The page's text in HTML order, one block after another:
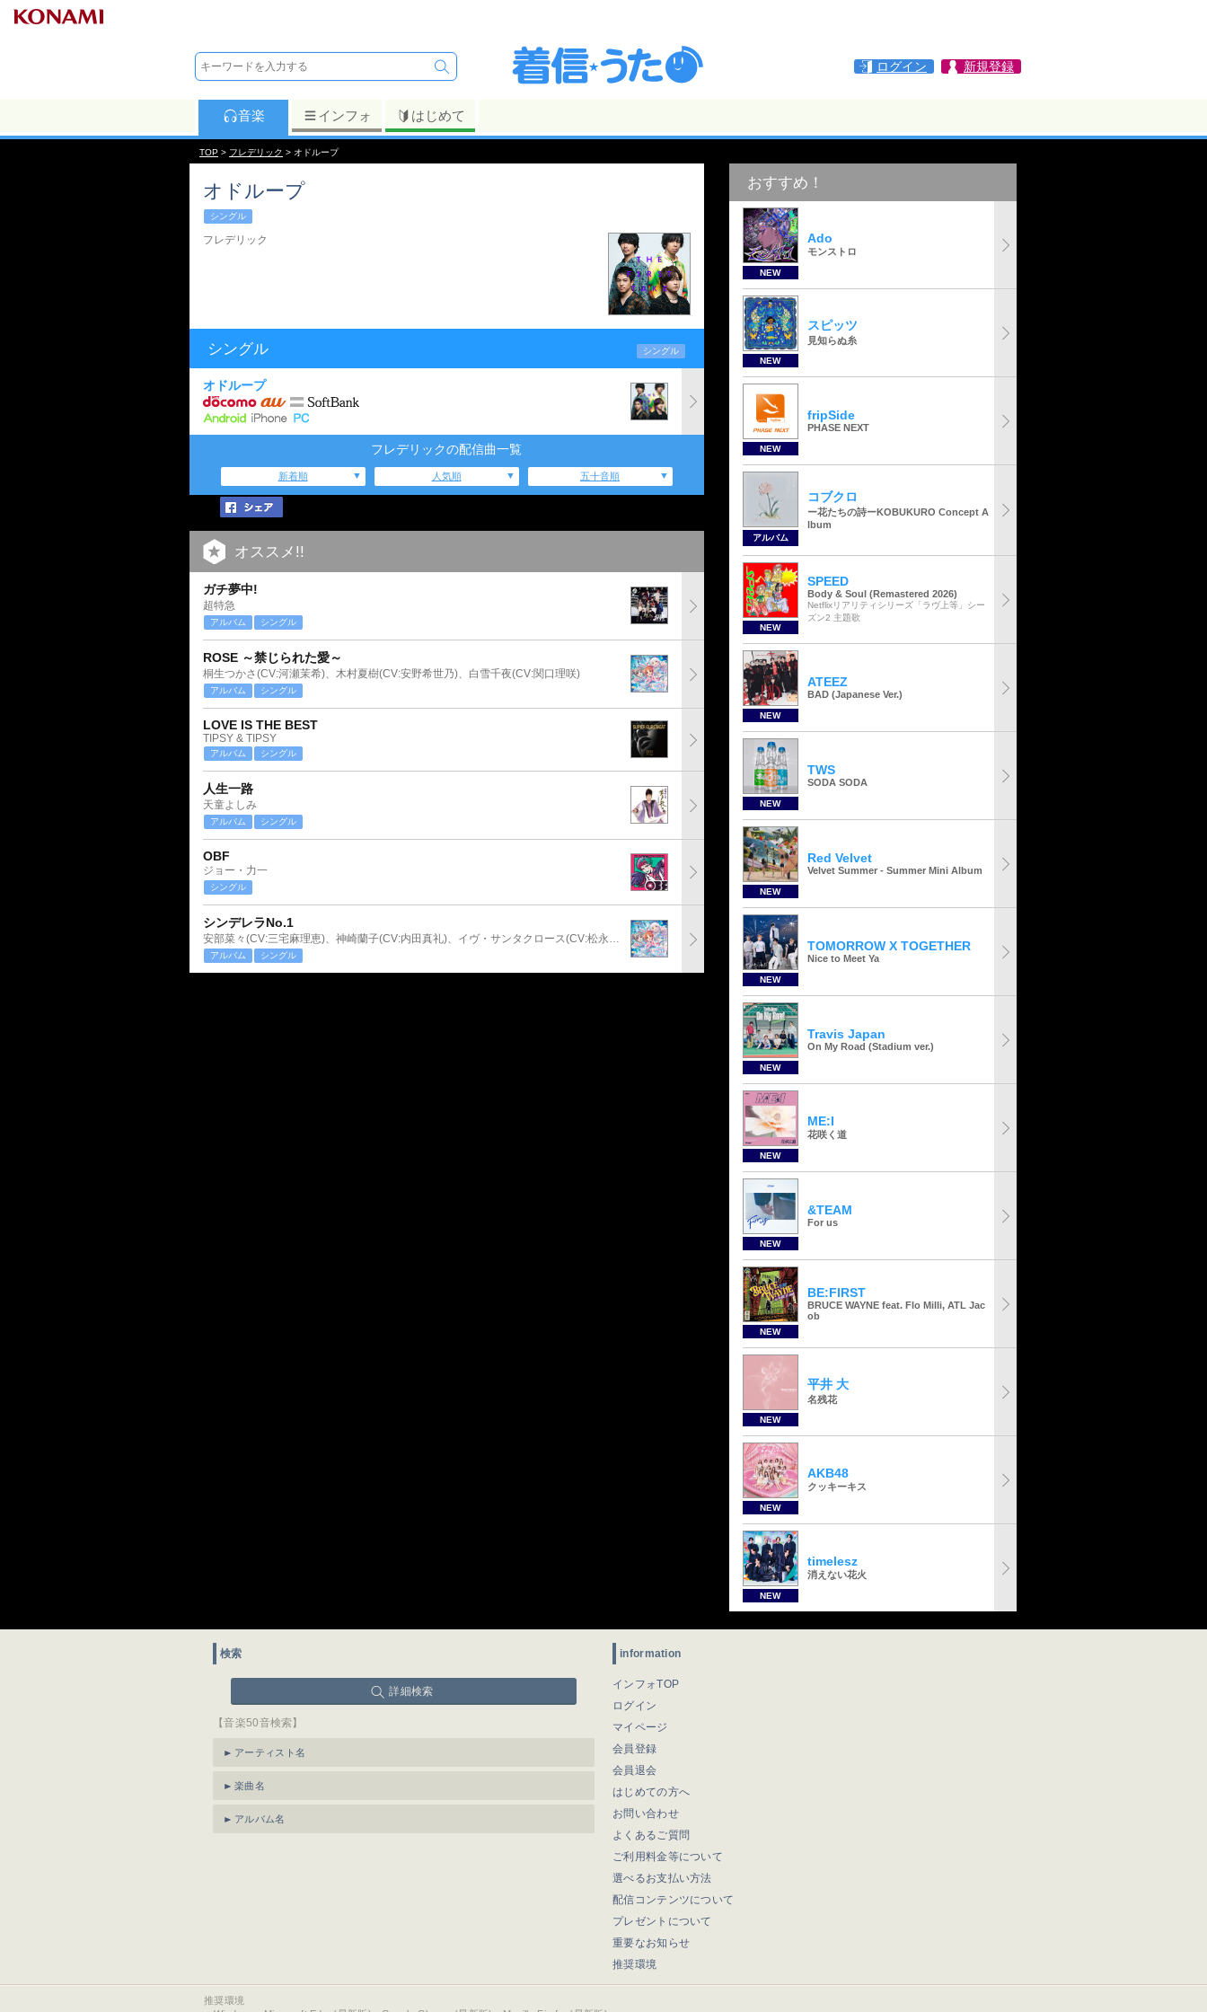
ログイン 新規登録
音楽 インフォ はじめて
TOP > フレデリック > オドループ
オドループ
シングル
フレデリック
シングル シングル
オドループ
フレデリックの配信曲一覧
新着順 人気順 五十音順
オススメ!!
ガチ夢中!
超特急
アルバム シングル
ROSE ～禁じられた愛～
桐生つかさ(CV:河瀬茉希)、木村夏樹(CV:安野希世乃)、白雪千夜(CV:関口理咲)
アルバム シングル
LOVE IS THE BEST
TIPSY & TIPSY
アルバム シングル
人生一路
天童よしみ
アルバム シングル
OBF
ジョー・力一
シングル
シンデレラNo.1
安部菜々(CV:三宅麻理恵)、神崎蘭子(CV:内田真礼)、イヴ・サンタクロース(CV:松永あかね)
アルバム シングル
おすすめ！
NEW
Ado
モンストロ
NEW
スピッツ
見知らぬ糸
NEW
fripSide
PHASE NEXT
アルバム
コブクロ
ー花たちの詩ーKOBUKURO Concept A
lbum
NEW
SPEED
Body & Soul (Remastered 2026)
Netflixリアリティシリーズ「ラヴ上等」シー
ズン2 主題歌
NEW
ATEEZ
BAD (Japanese Ver.)
NEW
TWS
SODA SODA
NEW
Red Velvet
Velvet Summer - Summer Mini Album
NEW
TOMORROW X TOGETHER
Nice to Meet Ya
NEW
Travis Japan
On My Road (Stadium ver.)
NEW
ME:I
花咲く道
NEW
&TEAM
For us
NEW
BE:FIRST
BRUCE WAYNE feat. Flo Milli, ATL Jac
ob
NEW
平井 大
名残花
NEW
AKB48
クッキーキス
NEW
timelesz
消えない花火
検索
詳細検索
【音楽50音検索】
アーティスト名
楽曲名
アルバム名
information
インフォTOP
ログイン
マイページ
会員登録
会員退会
はじめての方へ
お問い合わせ
よくあるご質問
ご利用料金等について
選べるお支払い方法
配信コンテンツについて
プレゼントについて
重要なお知らせ
推奨環境
推奨環境